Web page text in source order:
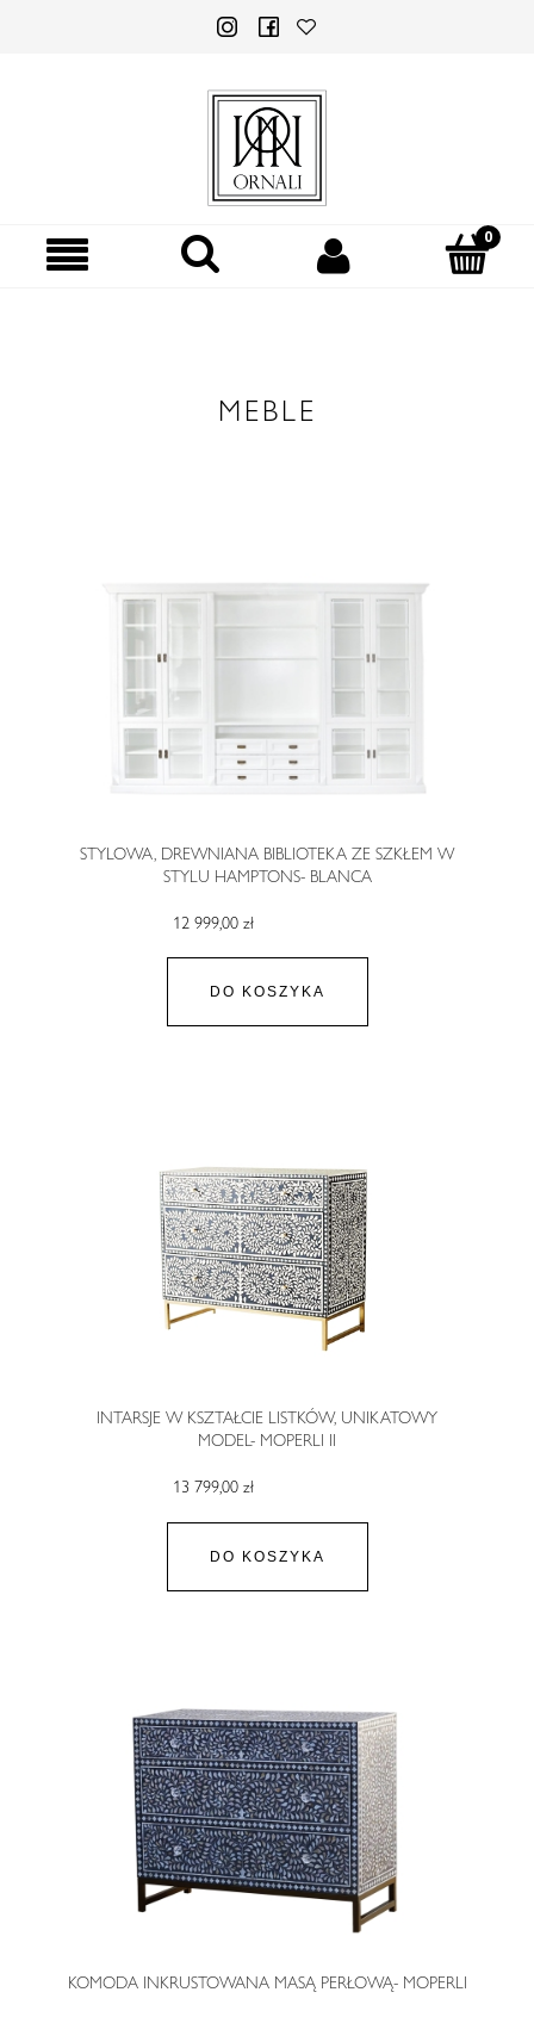
MEBLE
STYLOWA, DREWNIANA BIBLIOTEKA ZE SZKŁEM W
STYLU HAMPTONS- BLANCA
12 999,00 zł
DO KOSZYKA
INTARSJE W KSZTAŁCIE LISTKÓW, UNIKATOWY
MODEL- MOPERLI II
13 799,00 zł
DO KOSZYKA
KOMODA INKRUSTOWANA MASĄ PERŁOWĄ- MOPERLI